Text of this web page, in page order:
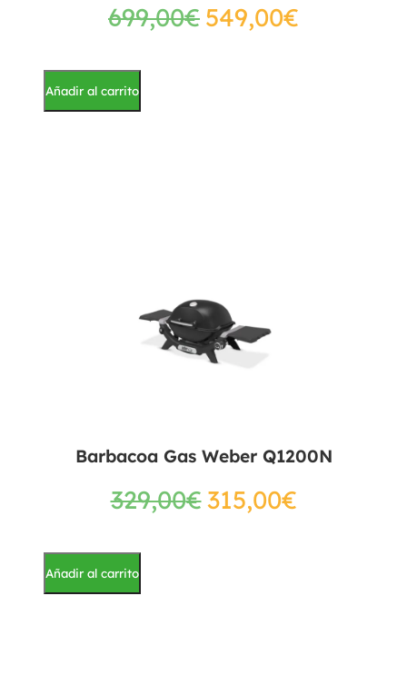
699,00€ 549,00€
Añadir al carrito
Barbacoa Gas Weber Q1200N
329,00€315,00€
Añadir al carrito